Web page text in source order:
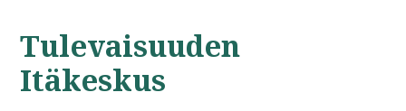
Tulevaisuuden
Itäkeskus